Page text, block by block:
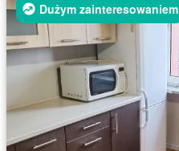
Dużym zainteresowaniem